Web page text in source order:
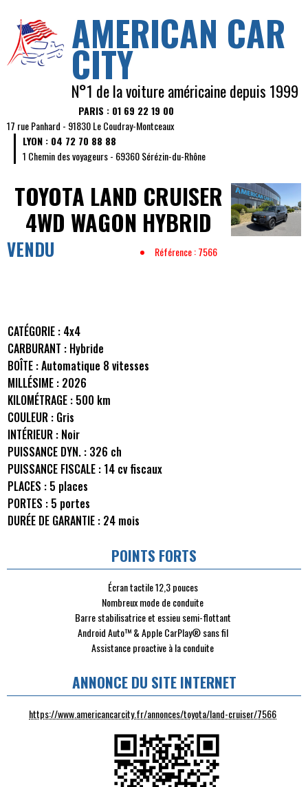
AMERICAN CAR
CITY
N°1 de la voiture américaine depuis 1999
PARIS : 01 69 22 19 00
17 rue Panhard - 91830 Le Coudray-Montceaux
LYON : 04 72 70 88 88
1 Chemin des voyageurs - 69360 Sérézin-du-Rhône
TOYOTA LAND CRUISER
4WD WAGON HYBRID
VENDU Référence : 7566
CATÉGORIE : 4x4
CARBURANT : Hybride
BOÎTE :Automatique 8 vitesses
MILLÉSIME : 2026
KILOMÉTRAGE : 500 km
COULEUR : Gris
INTÉRIEUR : Noir
PUISSANCE DYN. : 326 ch
PUISSANCE FISCALE : 14 cv fiscaux
PLACES : 5 places
PORTES : 5 portes
DURÉE DE GARANTIE : 24 mois
POINTS FORTS
Écran tactile 12,3 pouces
Nombreux mode de conduite
Barre stabilisatrice et essieu semi-flottant
Android Auto™ & Apple CarPlay® sans fil
Assistance proactive à la conduite
ANNONCE DU SITE INTERNET
https://www.americancarcity.fr/annonces/toyota/land-cruiser/7566